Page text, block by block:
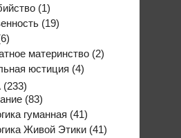
(1)
(19)
материнство (2)
юстиция (4)
(233)
(83)
гуманная (41)
Живой Этики (41)